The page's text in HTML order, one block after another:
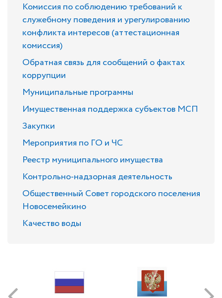
Комиссия по соблюдению требований к
служебному поведения и урегулированию
конфликта интересов (аттестационная
комиссия)
Обратная связь для сообщений о фактах
коррупции
Муниципальные программы
Имущественная поддержка субъектов МСП
Закупки
Мероприятия по ГО и ЧС
Реестр муниципального имущества
Контрольно-надзорная деятельность
Общественный Совет городского поселения
Новосемейкино
Качество воды